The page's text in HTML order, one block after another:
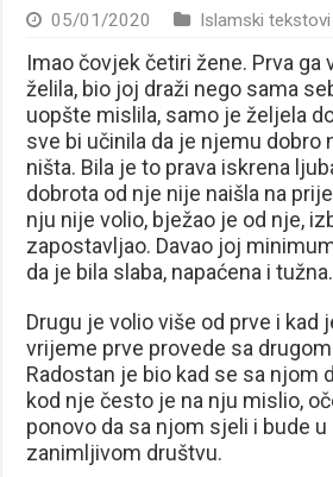
05/01/2020 Islamski tekstovi
Imao čovjek četiri žene. Prva ga
želila, bio joj draži nego sama
uopšte mislila, samo je željela
sve bi učinila da je njemu dobro
ništa. Bila je to prava iskrena
dobrota od nje nije naišla na
nju nije volio, bježao je od nje,
zapostavljao. Davao joj
da je bila slaba, napaćena i
Drugu je volio više od prve i kad
vrijeme prve provede sa
Radostan je bio kad se sa njom
kod nje često je na nju mislio,
ponovo da sa njom sjeli i bude
zanimljivom društvu.